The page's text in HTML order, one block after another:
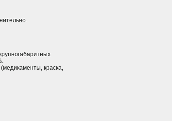
краска,